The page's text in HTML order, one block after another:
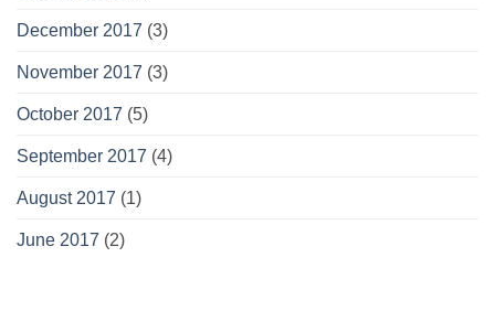
December 2017 (3)
November 2017 (3)
October 2017 (5)
September 2017 (4)
August 2017 (1)
June 2017 (2)